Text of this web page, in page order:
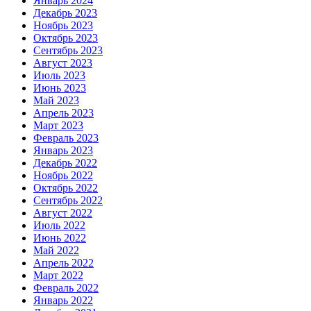
Декабрь 2023
Ноябрь 2023
Октябрь 2023
Сентябрь 2023
Август 2023
Июль 2023
Июнь 2023
Май 2023
Апрель 2023
Март 2023
Февраль 2023
Январь 2023
Декабрь 2022
Ноябрь 2022
Октябрь 2022
Сентябрь 2022
Август 2022
Июль 2022
Июнь 2022
Май 2022
Апрель 2022
Март 2022
Февраль 2022
Январь 2022